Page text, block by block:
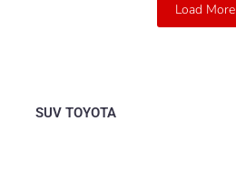
Load More
SUV TOYOTA